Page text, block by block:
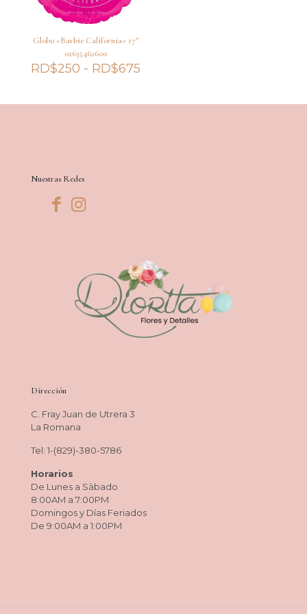
Globo «Barbie California» 17″
02635462600
RD$250 - RD$675Rango
desde
Nuestras Redes
Dirección
C. Fray Juan de Utrera 3
La Romana
Tel: 1-(829)-380-5786
Horarios
De Lunes a Sàbado
8:00AM a 7:00PM
Domingos y Días Feriados
De 9:00AM a 1:00PM